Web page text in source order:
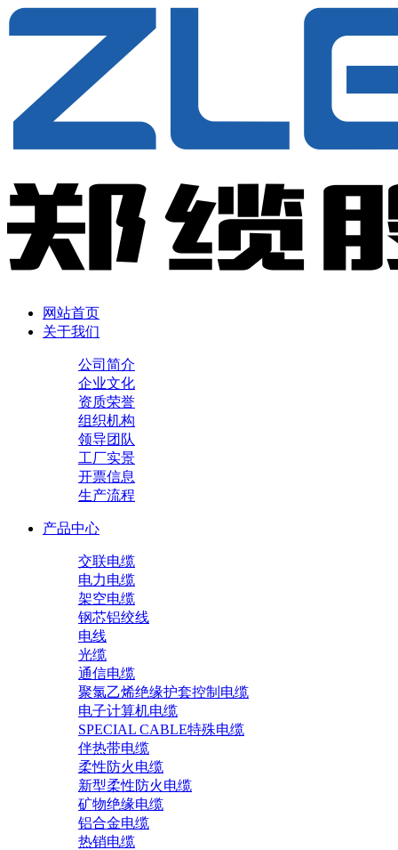
网站首页
关于我们
公司简介
企业文化
资质荣誉
组织机构
领导团队
工厂实景
开票信息
生产流程
产品中心
交联电缆
电力电缆
架空电缆
钢芯铝绞线
电线
光缆
通信电缆
聚氯乙烯绝缘护套控制电缆
电子计算机电缆
SPECIAL CABLE特殊电缆
伴热带电缆
柔性防火电缆
新型柔性防火电缆
矿物绝缘电缆
铝合金电缆
热销电缆